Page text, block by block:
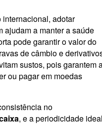
internacional, adotar
ajudam a manter a saúde
pode garantir o valor do
de câmbio e
sustos, pois garantem
ou pagar em moedas
no
, e a periodicidade